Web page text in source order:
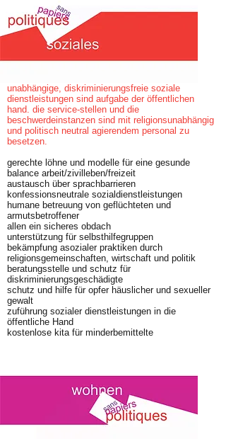
unabhängige, diskriminierungsfreie soziale
dienstleistungen sind aufgabe der öffentlichen
hand. die service-stellen und die
beschwerdeinstanzen sind mit religionsunabhängig
und politisch neutral agierendem personal zu
besetzen.
gerechte löhne und modelle für eine gesunde
balance arbeit/zivilleben/freizeit
austausch über sprachbarrieren
konfessionsneutrale sozialdienstleistungen
humane betreuung von geflüchteten und
armutsbetroffener
allen ein sicheres obdach
unterstützung für selbsthilfegruppen
bekämpfung asozialer praktiken durch
religionsgemeinschaften, wirtschaft und politik
beratungsstelle und schutz für
diskriminierungsgeschädigte
schutz und hilfe für opfer häuslicher und sexueller
gewalt
zuführung sozialer dienstleistungen in die
öffentliche Hand
kostenlose kita für minderbemittelte